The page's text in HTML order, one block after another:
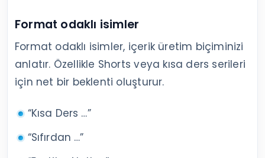
Format odaklı isimler
Format odaklı isimler, içerik üretim biçiminizi
anlatır. Özellikle Shorts veya kısa ders serileri
için net bir beklenti oluşturur.
“Kısa Ders …”
“Sıfırdan …”